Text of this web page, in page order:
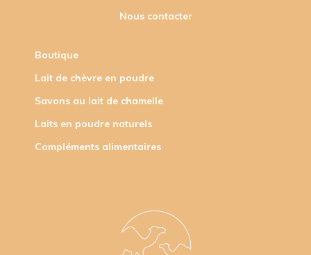
Nous contacter
Boutique
Lait de chèvre en poudre
Savons au lait de chamelle
Laits en poudre naturels
Compléments alimentaires